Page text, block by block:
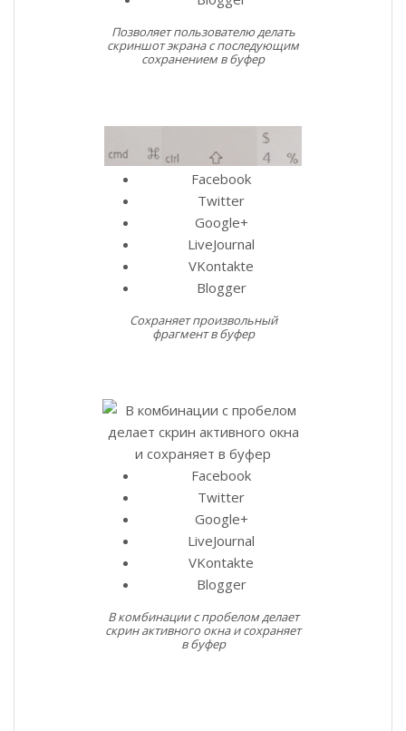
Позволяет пользователю делать
скриншот экрана с последующим
сохранением в буфер
Facebook
Twitter
Google+
LiveJournal
VKontakte
Blogger
Cохраняет произвольный
фрагмент в буфер
Facebook
Twitter
Google+
LiveJournal
VKontakte
Blogger
В комбинации с пробелом делает
скрин активного окна и сохраняет
в буфер